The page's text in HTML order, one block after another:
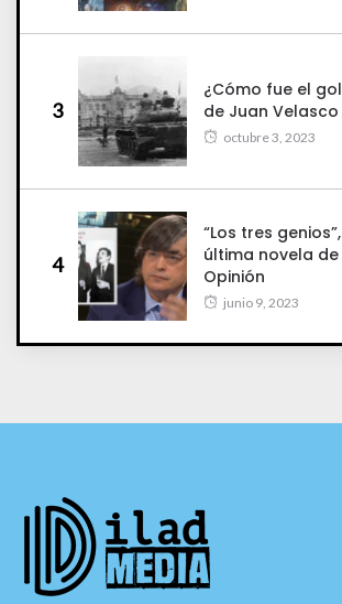
3
¿Cómo fue el
de Juan
octubre 3, 2023
4
“Los tres
última novela de
Opinión
junio 9, 2023